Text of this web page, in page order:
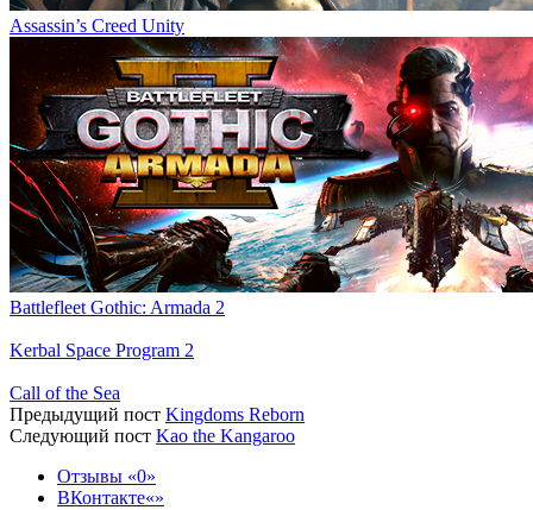
Assassin’s Creed Unity
Battlefleet Gothic: Armada 2
Kerbal Space Program 2
Call of the Sea
Предыдущий пост Kingdoms Reborn
Следующий пост Kao the Kangaroo
Отзывы
0
ВКонтакте